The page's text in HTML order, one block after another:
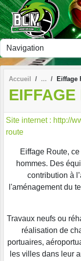
Accueil Eiffage
EIFFAGE
Site internet : http://
route
Eiffage Route,
hommes. Des
contribution à
l'aménagement du
Travaux neufs ou
réalisation de
portuaires,
les villes dans leur
Panneau de gestion